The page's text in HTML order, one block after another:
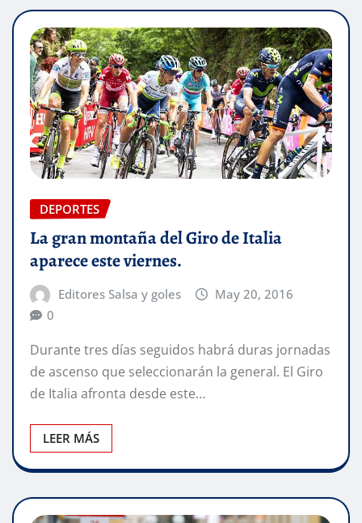
DEPORTES
La gran montaña del Giro de Italia
aparece este viernes.
Editores Salsa y goles
May 20, 2016
0
Durante tres días seguidos habrá duras jornadas
de ascenso que seleccionarán la general. El Giro
de Italia afronta desde este…
LEER MÁS